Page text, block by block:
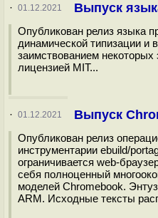
· 01.12.2021 Выпуск
Опубликован релиз языка
динамической типизации и
заимствованием
лицензией MIT...
· 01.12.2021 Выпуск
Опубликован релиз
инструментарии ebuild/
ограничивается web-
себя полноценный
моделей Chromebook.
ARM. Исходные тексты